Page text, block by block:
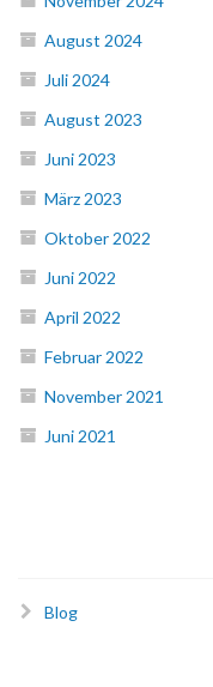
August 2024
Juli 2024
August 2023
Juni 2023
März 2023
Oktober 2022
Juni 2022
April 2022
Februar 2022
November 2021
Juni 2021
Blog